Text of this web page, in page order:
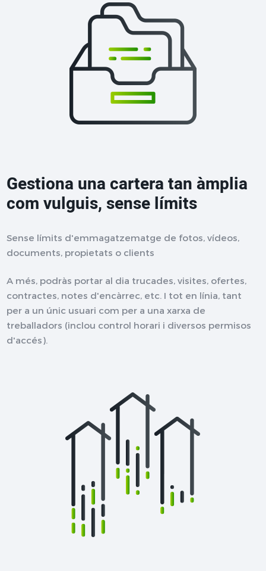
Gestiona una cartera tan àmplia
com vulguis, sense límits
Sense límits d'emmagatzematge de fotos, vídeos,
documents, propietats o clients
A més, podràs portar al dia trucades, visites, ofertes,
contractes, notes d'encàrrec, etc. I tot en línia, tant
per a un únic usuari com per a una xarxa de
treballadors (inclou control horari i diversos permisos
d'accés).